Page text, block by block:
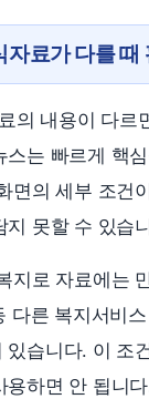
자료가 다를 때
의 내용이 다르
스는 빠르게 핵
면의 세부 조건
지 못할 수 있습
지로 자료에는
다른 복지서비
있습니다. 이 조
용하면 안 됩니